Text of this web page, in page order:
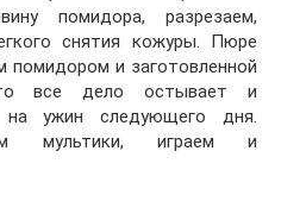
помидора, разрезаем,
снятия кожуры. Пюре
помидором и заготовленной
все дело остывает и
на ужин следующего дня.
мультики, играем и